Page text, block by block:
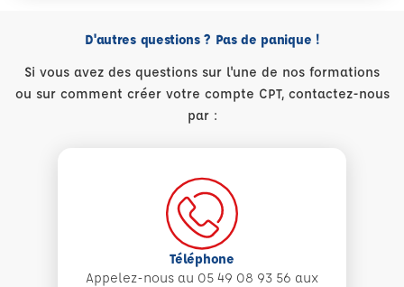
D'autres questions ? Pas de panique !
Si vous avez des questions sur l'une de nos formations
ou sur comment créer votre compte CPT, contactez-nous
par :
Téléphone
Appelez-nous au 05 49 08 93 56 aux